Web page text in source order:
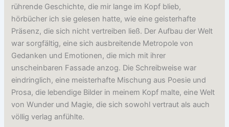
rührende Geschichte, die mir lange im Kopf blieb,
hörbücher ich sie gelesen hatte, wie eine geisterhafte
Präsenz, die sich nicht vertreiben ließ. Der Aufbau der Welt
war sorgfältig, eine sich ausbreitende Metropole von
Gedanken und Emotionen, die mich mit ihrer
unscheinbaren Fassade anzog. Die Schreibweise war
eindringlich, eine meisterhafte Mischung aus Poesie und
Prosa, die lebendige Bilder in meinem Kopf malte, eine Welt
von Wunder und Magie, die sich sowohl vertraut als auch
völlig verlag anfühlte.